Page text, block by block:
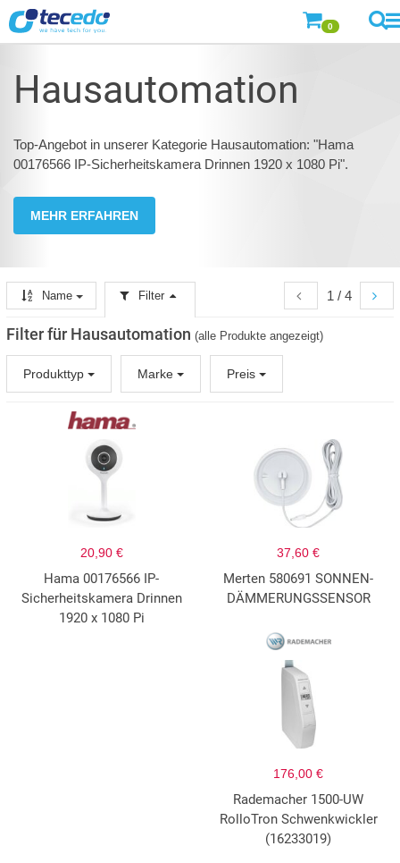
0
Hausautomation
Top-Angebot in unserer Kategorie Hausautomation: "Hama
00176566 IP-Sicherheitskamera Drinnen 1920 x 1080 Pi".
MEHR ERFAHREN
1 / 4
Name Filter
Filter für Hausautomation (alle Produkte angezeigt)
Produkttyp Marke Preis
20,90 €
Hama 00176566 IP-
Sicherheitskamera Drinnen
1920 x 1080 Pi
37,60 €
Merten 580691 SONNEN-
DÄMMERUNGSSENSOR
176,00 €
Rademacher 1500-UW
RolloTron Schwenkwickler
(16233019)